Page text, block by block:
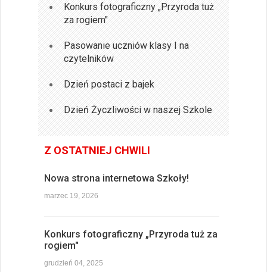
Konkurs fotograficzny „Przyroda tuż
za rogiem"
Pasowanie uczniów klasy I na
czytelników
Dzień postaci z bajek
Dzień Życzliwości w naszej Szkole
Z OSTATNIEJ CHWILI
Nowa strona internetowa Szkoły!
marzec 19, 2026
Konkurs fotograficzny „Przyroda tuż za
rogiem"
grudzień 04, 2025